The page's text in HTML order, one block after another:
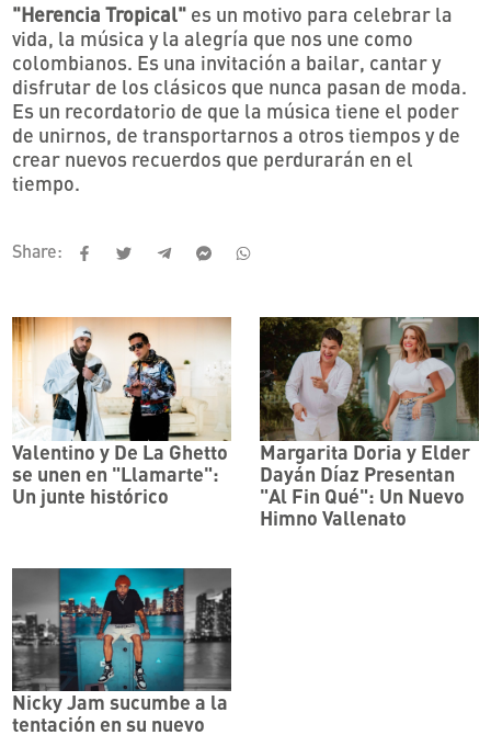
"Herencia Tropical" es un motivo para celebrar la
vida, la música y la alegría que nos une como
colombianos. Es una invitación a bailar, cantar y
disfrutar de los clásicos que nunca pasan de moda.
Es un recordatorio de que la música tiene el poder
de unirnos, de transportarnos a otros tiempos y de
crear nuevos recuerdos que perdurarán en el
tiempo.
Share:
Valentino y De La Ghetto
se unen en "Llamarte":
Un junte histórico
Margarita Doria y Elder
Dayán Díaz Presentan
"Al Fin Qué": Un Nuevo
Himno Vallenato
Nicky Jam sucumbe a la
tentación en su nuevo